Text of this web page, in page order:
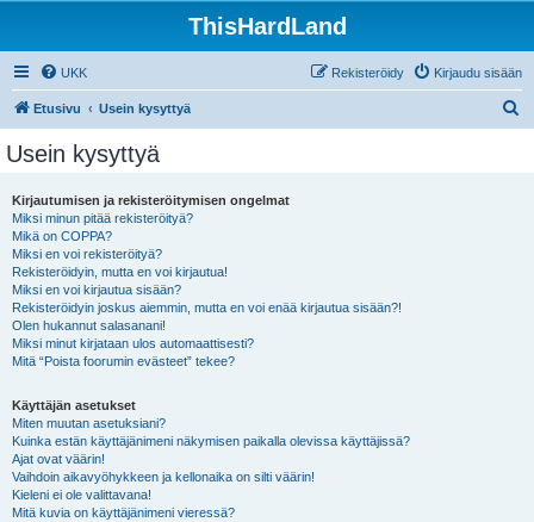
ThisHardLand
UKK Kirjaudu sisään
Rekisteröidy
Etusivu Usein kysyttyä
Usein kysyttyä
Kirjautumisen ja rekisteröitymisen ongelmat
Miksi minun pitää rekisteröityä?
Mikä on COPPA?
Miksi en voi rekisteröityä?
Rekisteröidyin, mutta en voi kirjautua!
Miksi en voi kirjautua sisään?
Rekisteröidyin joskus aiemmin, mutta en voi enää kirjautua sisään?!
Olen hukannut salasanani!
Miksi minut kirjataan ulos automaattisesti?
Mitä “Poista foorumin evästeet” tekee?
Käyttäjän asetukset
Miten muutan asetuksiani?
Kuinka estän käyttäjänimeni näkymisen paikalla olevissa käyttäjissä?
Ajat ovat väärin!
Vaihdoin aikavyöhykkeen ja kellonaika on silti väärin!
Kieleni ei ole valittavana!
Mitä kuvia on käyttäjänimeni vieressä?